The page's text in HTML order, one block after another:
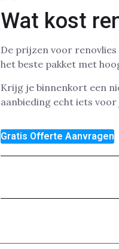
Wat kost
De prijzen voor
het beste pakket met
Krijg je binnenkort een
aanbieding echt iets voor
Gratis Offerte Aanvragen